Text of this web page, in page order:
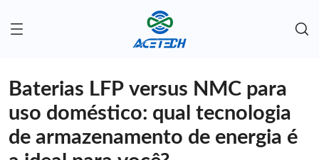
Baterias LFP versus NMC para
uso doméstico: qual tecnologia
de armazenamento de energia é